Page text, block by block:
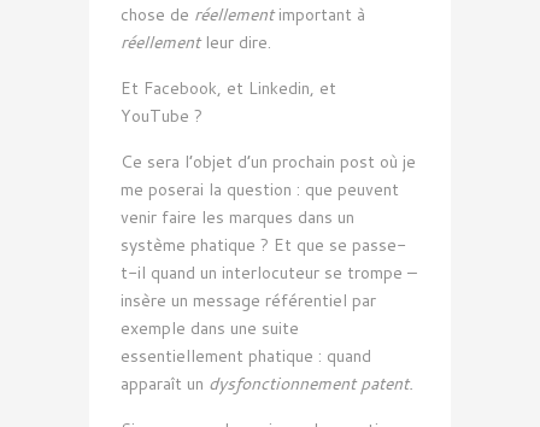
chose de réellementimportant à
réellementleur dire.
Et Facebook, et Linkedin, et
YouTube ?
Ce sera l’objet d’un prochain post où je
me poserai la question : que peuvent
venir faire les marques dans un
système phatique ? Et que se passe-
t-il quand un interlocuteur se trompe –
insère un message référentiel par
exemple dans une suite
essentiellement phatique : quand
apparaît un dysfonctionnement patent.